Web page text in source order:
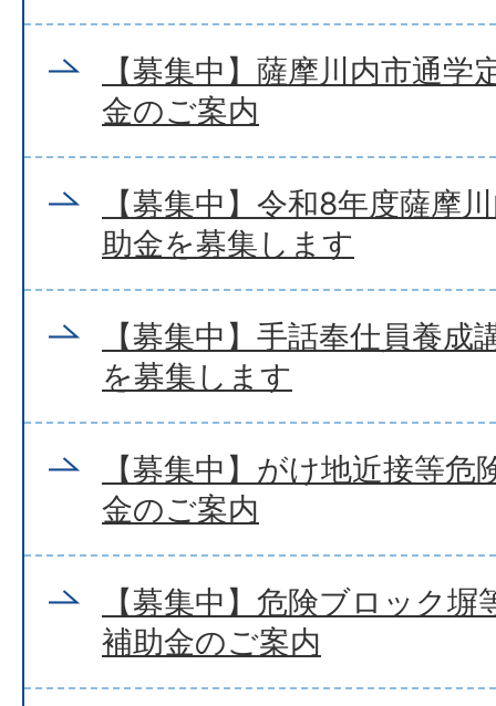
【募集中】薩摩川内市通学
金のご案内
【募集中】令和8年度薩摩
助金を募集します
【募集中】手話奉仕員養
を募集します
【募集中】がけ地近接等
金のご案内
【募集中】危険ブロック
補助金のご案内